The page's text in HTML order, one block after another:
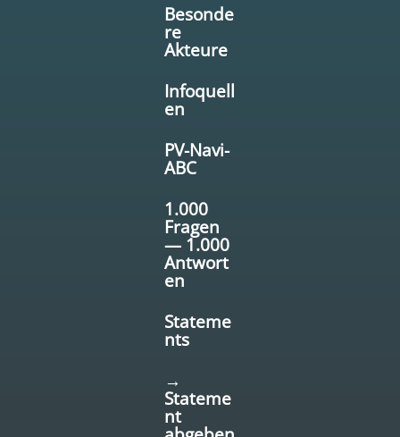
Besonde
re
Akteure
Infoquell
en
PV-Navi-
ABC
1.000
Fragen
— 1.000
Antwort
en
Stateme
nts
→
Stateme
nt